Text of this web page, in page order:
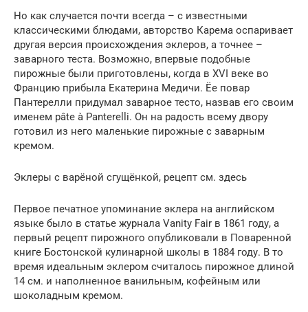
Но как случается почти всегда – с известными
классическими блюдами, авторство Карема оспаривает
другая версия происхождения эклеров, а точнее –
заварного теста. Возможно, впервые подобные
пирожные были приготовлены, когда в XVI веке во
Францию прибыла Екатерина Медичи. Ёе повар
Пантерелли придумал заварное тесто, назвав его своим
именем pâte à Panterelli. Он на радость всему двору
готовил из него маленькие пирожные с заварным
кремом.
Эклеры с варёной сгущёнкой, рецепт см. здесь
Первое печатное упоминание эклера на английском
языке было в статье журнала Vanity Fair в 1861 году, а
первый рецепт пирожного опубликовали в Поваренной
книге Бостонской кулинарной школы в 1884 году. В то
время идеальным эклером считалось пирожное длиной
14 см. и наполненное ванильным, кофейным или
шоколадным кремом.